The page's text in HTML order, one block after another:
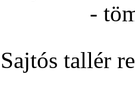
- tömeg:
Sajtós tallér